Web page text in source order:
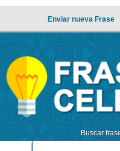
Enviar nueva Frase
Buscar